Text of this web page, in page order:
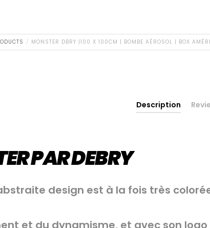
MONSTER DBRY |100 X 100CM | BOMBE AÉROSOL | BOX
Description
PAR DEBRY
design est à la fois très
et du dynamisme, et avec son